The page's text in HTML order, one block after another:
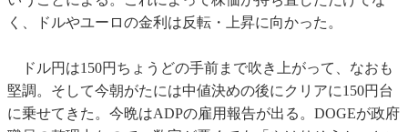
く、ドルやユーロの金利は反転・上昇に向かった。
ドル円は150円ちょうどの手前まで吹き上がって、なおも
堅調。そして今朝がたには中値決めの後にクリアに150円台
に乗せてきた。今晩はADPの雇用報告が出る。DOGEが政府